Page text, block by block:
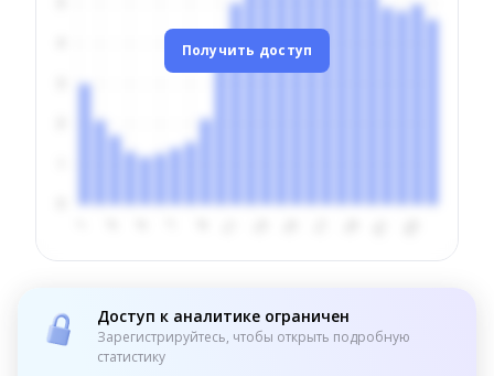
Получить доступ
Доступ к аналитике ограничен
Зарегистрируйтесь, чтобы открыть подробную
статистику